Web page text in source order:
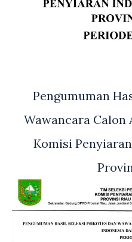
Pengumuman
Wawancara Calon
Komisi